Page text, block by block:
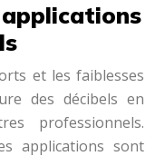
et les faiblesses
des décibels en
professionnels.
applications sont